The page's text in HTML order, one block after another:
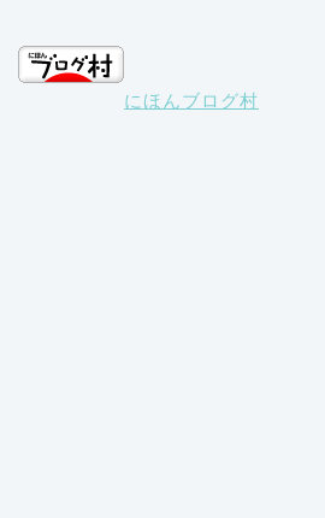
にほんブログ村